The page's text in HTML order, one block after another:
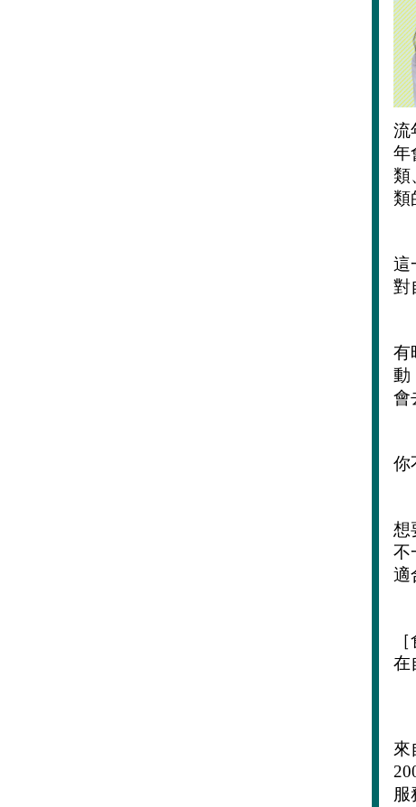
流
年
類
類
這
對
有
動
會
你
想
不
適
在
來
服